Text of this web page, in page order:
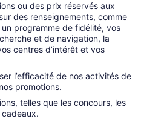
ou des prix réservés aux
des renseignements, comme
programme de fidélité, vos
et de navigation, la
centres d’intérêt et vos
l’efficacité de nos activités de
promotions.
telles que les concours, les